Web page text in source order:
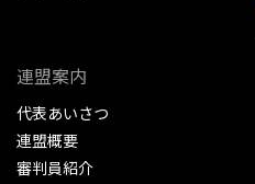
連盟案内
代表あいさつ
連盟概要
審判員紹介